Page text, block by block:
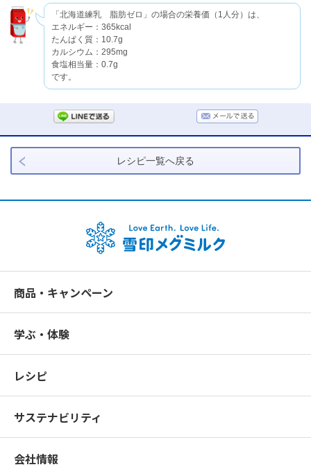
「北海道練乳 脂肪ゼロ」の場合の栄養価（1人分）は、
エネルギー：365kcal
たんぱく質：10.7g
カルシウム：295mg
食塩相当量：0.7g
です。
レシピ一覧へ戻る
商品・キャンペーン
学ぶ・体験
レシピ
サステナビリティ
会社情報